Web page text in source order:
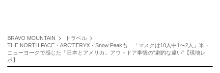
BRAVO MOUNTAIN
トラベル
THE NORTH FACE・ARC'TERYX・Snow Peakも…「マスクは10人中1〜2人」米・
ニューヨークで感じた「日本とアメリカ」アウトドア事情の“劇的な違い”【現地レ
ポ】